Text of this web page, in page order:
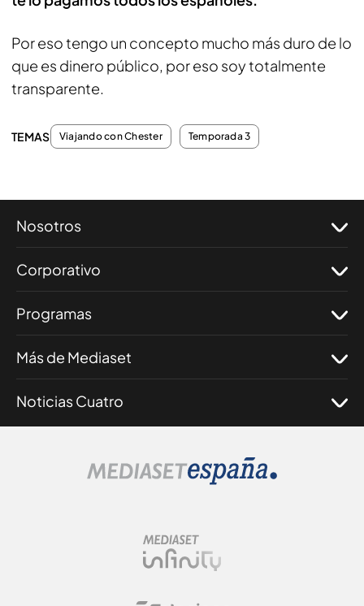
Por eso tengo un concepto mucho más duro de lo
que es dinero público, por eso soy totalmente
transparente.
TEMAS Viajando con Chester Temporada 3
Nosotros
Corporativo
Programas
Más de Mediaset
Noticias Cuatro